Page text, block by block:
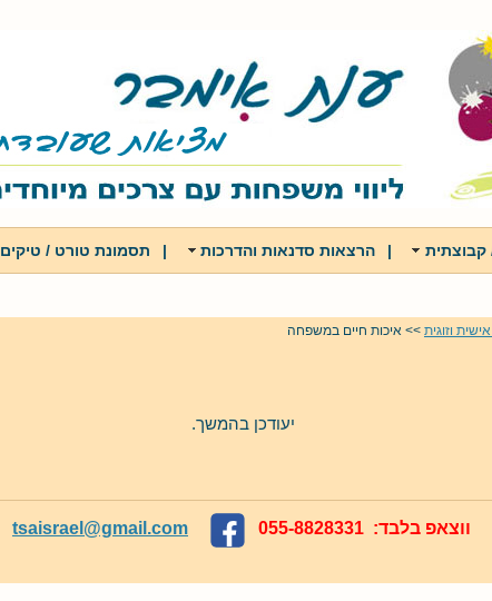
קבוצתית | הרצאות סדנאות והדרכות | תסמונת טורט / טיקים
וזוגית >> איכות חיים במשפחה
יעודכן בהמשך.
ווצאפ בלבד: 055-8828331 tsaisrael@gmail.com